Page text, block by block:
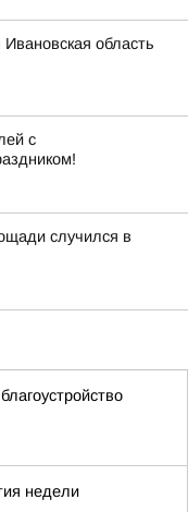
область
с
случился в
недели